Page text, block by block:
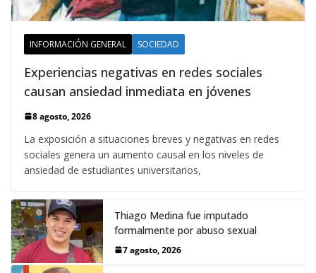
INFORMACIÓN GENERAL SOCIEDAD
Experiencias negativas en redes sociales
causan ansiedad inmediata en jóvenes
8 agosto, 2026
La exposición a situaciones breves y negativas en redes
sociales genera un aumento causal en los niveles de
ansiedad de estudiantes universitarios,
Thiago Medina fue imputado
formalmente por abuso sexual
7 agosto, 2026